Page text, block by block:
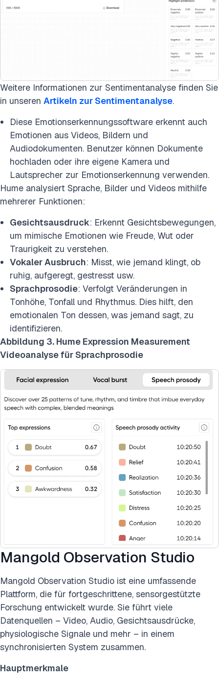
Weitere Informationen zur Sentimentanalyse finden Sie
in unseren Artikeln zur Sentimentanalyse.
Diese Emotionserkennungssoftware erkennt auch
Emotionen aus Videos, Bildern und
Audiodokumenten. Benutzer können Dokumente
hochladen oder ihre eigene Kamera und
Lautsprecher zur Emotionserkennung verwenden.
Hume analysiert Sprache, Bilder und Videos mithilfe
mehrerer Funktionen:
Gesichtsausdruck: Erkennt Gesichtsbewegungen,
um mimische Emotionen wie Freude, Wut oder
Traurigkeit zu verstehen.
Vokaler Ausbruch: Misst, wie jemand klingt, ob
ruhig, aufgeregt, gestresst usw.
Sprachprosodie: Verfolgt Veränderungen in
Tonhöhe, Tonfall und Rhythmus. Dies hilft, den
emotionalen Ton dessen, was jemand sagt, zu
identifizieren.
Abbildung 3. Hume Expression Measurement
Videoanalyse für Sprachprosodie
Mangold Observation Studio
Mangold Observation Studio ist eine umfassende
Plattform, die für fortgeschrittene, sensorgestützte
Forschung entwickelt wurde. Sie führt viele
Datenquellen – Video, Audio, Gesichtsausdrücke,
physiologische Signale und mehr – in einem
synchronisierten System zusammen.
Hauptmerkmale